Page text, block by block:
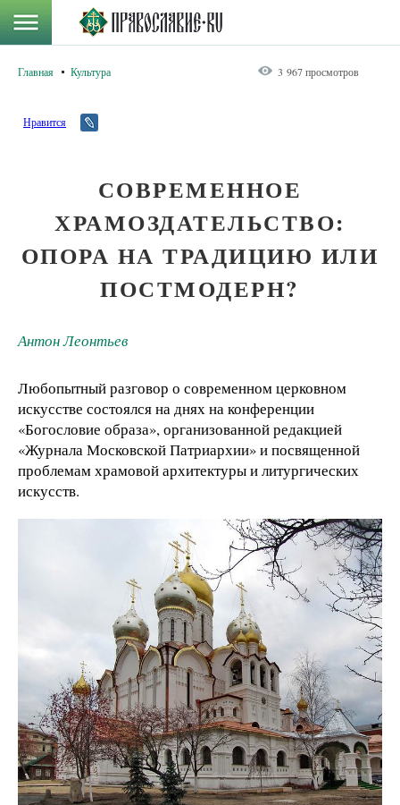
Главная Культура 3 967 просмотров
Нравится
СОВРЕМЕННОЕ
ХРАМОЗДАТЕЛЬСТВО:
ОПОРА НА ТРАДИЦИЮ ИЛИ
ПОСТМОДЕРН?
Антон Леонтьев
Любопытный разговор о современном церковном
искусстве состоялся на днях на конференции
«Богословие образа», организованной редакцией
«Журнала Московской Патриархии» и посвященной
проблемам храмовой архитектуры и литургических
искусств.